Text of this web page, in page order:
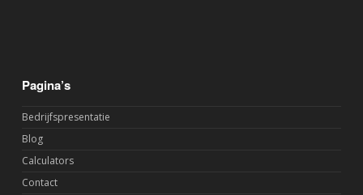
Pagina’s
Bedrijfspresentatie
Blog
Calculators
Contact